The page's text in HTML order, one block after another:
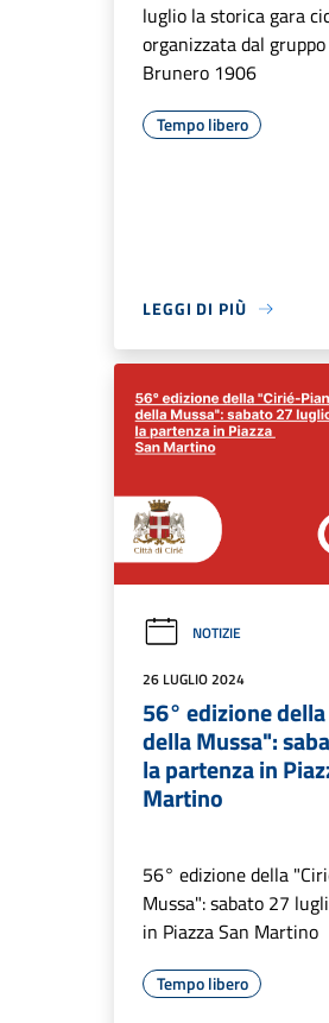
luglio la storica gara
organizzata dal
Brunero 1906
Tempo libero
LEGGI DI PIÙ
NOTIZIE
26 LUGLIO 2024
56° edizione
della Mussa":
la partenza in
Martino
56° edizione della
Mussa": sabato 27
in Piazza San Martino
Tempo libero